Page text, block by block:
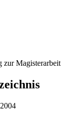
zur Magisterarbeit